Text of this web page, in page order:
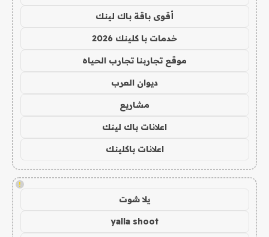
أقوى باقة باك لينك
خدمات با كلينك 2026
موقع تجاربنا تجارب الحياه
ديوان العرب
مشاريع
اعلانات باك لينك
اعلانات باكلينك
!
يلا شوت
yalla shoot